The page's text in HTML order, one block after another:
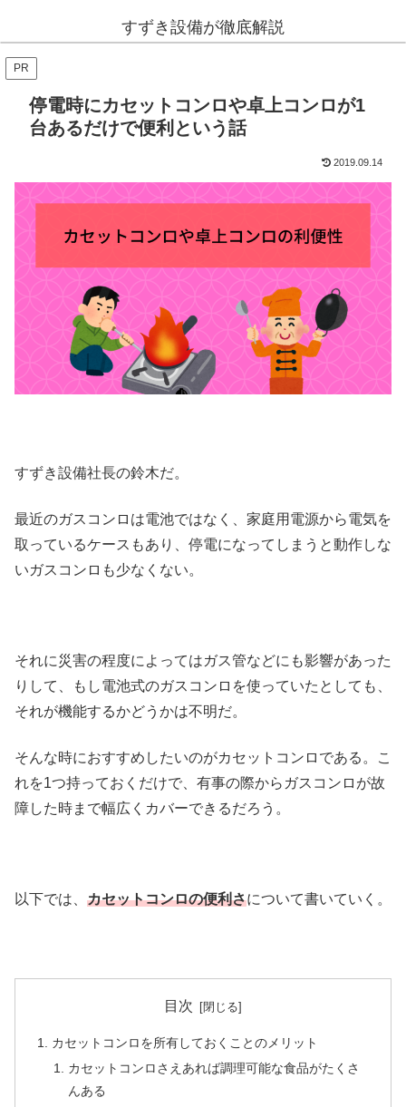
すずき設備が徹底解説
PR
停電時にカセットコンロや卓上コンロが1
台あるだけで便利という話
2019.09.14
すずき設備社長の鈴木だ。
最近のガスコンロは電池ではなく、家庭用電源から電気を
取っているケースもあり、停電になってしまうと動作しな
いガスコンロも少なくない。
それに災害の程度によってはガス管などにも影響があった
りして、もし電池式のガスコンロを使っていたとしても、
それが機能するかどうかは不明だ。
そんな時におすすめしたいのがカセットコンロである。こ
れを1つ持っておくだけで、有事の際からガスコンロが故
障した時まで幅広くカバーできるだろう。
以下では、 カセットコンロの便利さについて書いていく。
目次
カセットコンロを所有しておくことのメリット
カセットコンロさえあれば調理可能な食品がたくさ
んある